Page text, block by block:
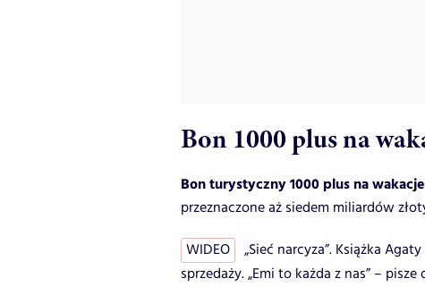
Bon 1000 plus na
Bon turystyczny 1000 plus na wakacje
przeznaczone aż siedem miliardów
WIDEO
„Sieć narcyza”. Książka
sprzedaży. „Emi to każda z nas” –